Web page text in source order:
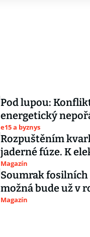
Pod lupou:
energetický
e15 a byznys
Rozpuštěním
jaderné fúze. K
Magazín
Soumrak
možná bude už v
Magazín